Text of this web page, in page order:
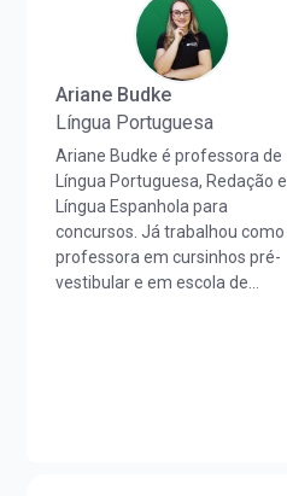
Ariane Budke
Língua Portuguesa
Ariane Budke é professora de
Língua Portuguesa, Redação e
Língua Espanhola para
concursos. Já trabalhou como
professora em cursinhos pré-
vestibular e em escola de